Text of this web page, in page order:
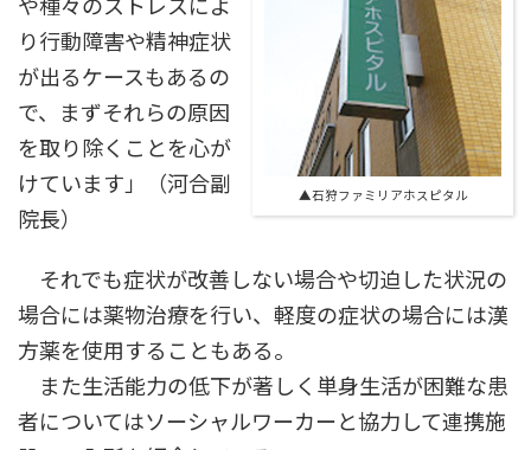
▲石狩ファミリアホスピタル
や種々のストレスによ
り行動障害や精神症状
が出るケースもあるの
で、まずそれらの原因
を取り除くことを心が
けています」（河合副
院長）
それでも症状が改善しない場合や切迫した状況の
場合には薬物治療を行い、軽度の症状の場合には漢
方薬を使用することもある。
また生活能力の低下が著しく単身生活が困難な患
者についてはソーシャルワーカーと協力して連携施